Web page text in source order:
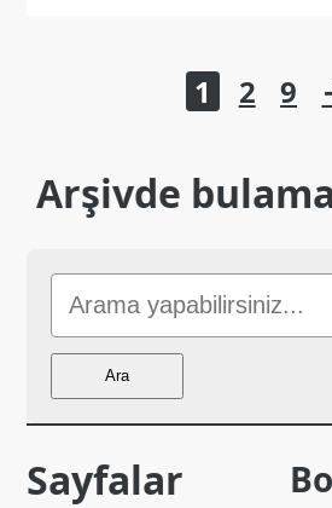
1 2 9
Arşivde
Sitede
Ara
Ara
Sayfalar